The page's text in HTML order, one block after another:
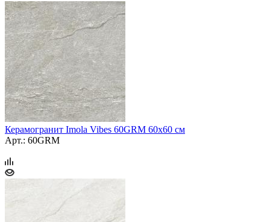
Керамогранит Imola Vibes 60GRM 60x60 см
Арт.: 60GRM